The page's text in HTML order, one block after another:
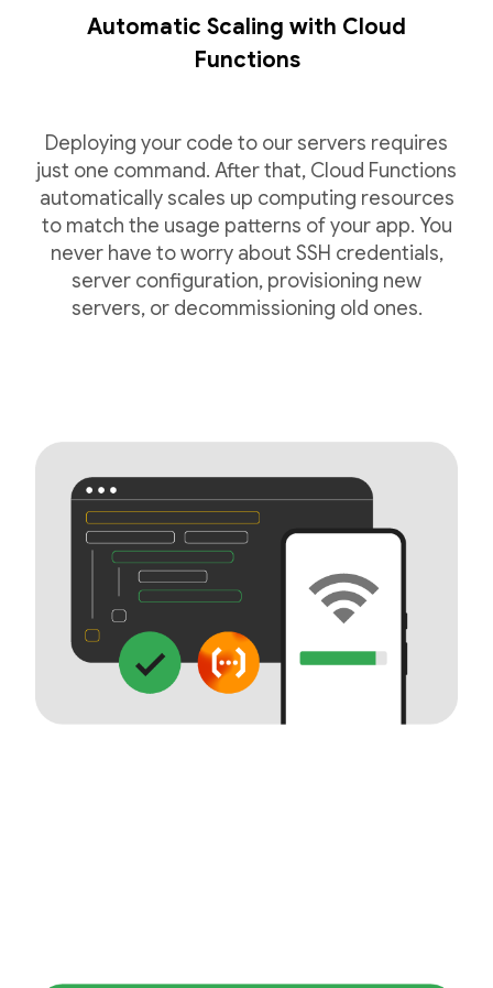
Automatic Scaling with Cloud
Functions
Deploying your code to our servers requires
just one command. After that, Cloud Functions
automatically scales up computing resources
to match the usage patterns of your app. You
never have to worry about SSH credentials,
server configuration, provisioning new
servers, or decommissioning old ones.